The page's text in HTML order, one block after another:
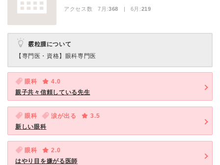
アクセス数 7月:368 | 6月:219
霰粒腫について
【専門医・資格】 眼科専門医
眼科
4.0
親子共々信頼している先生
眼科 涙が出る
3.5
新しい眼科
眼科
2.0
はやり目を嫌がる医師